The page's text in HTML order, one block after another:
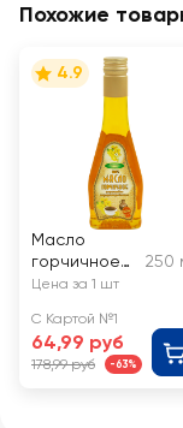
Похожие
4.9
Масло
горчичное
АРОМАТЫ
нерафиниро
ванное
250
Цена за 1 шт
С Картой №1
64,99 руб
178,99 руб -63%